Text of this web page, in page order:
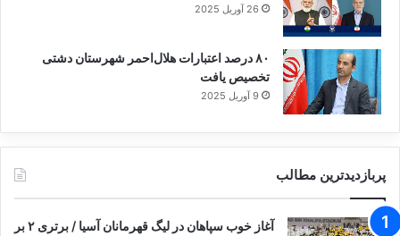
26 آوریل 2025
۸۰ درصد اعتبارات هلال‌احمر شهرستان دشتی
تخصیص یافت
9 آوریل 2025
پربازدیدترین مطالب
آغاز خوب سپاهان در لیگ قهرمانان آسیا / برتری ۲ بر